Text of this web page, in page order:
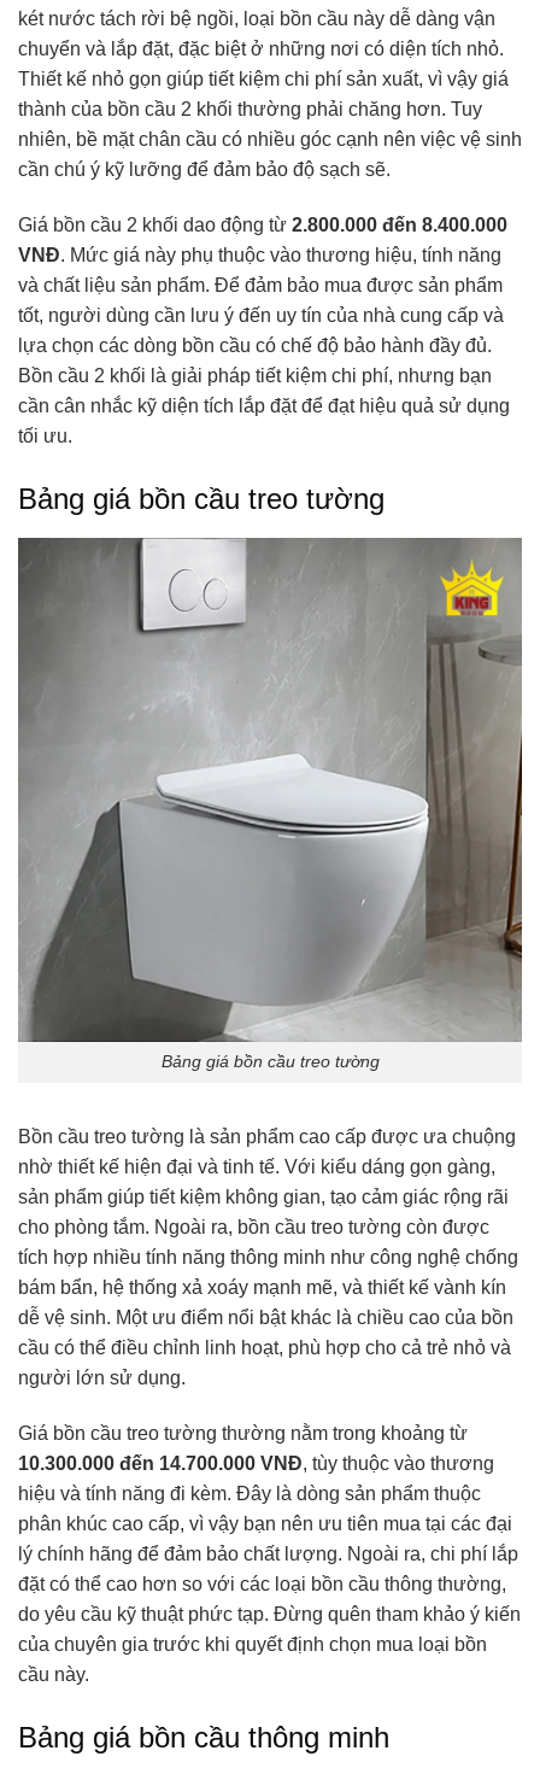
két nước tách rời bệ ngồi, loại bồn cầu này dễ dàng vận
chuyển và lắp đặt, đặc biệt ở những nơi có diện tích nhỏ.
Thiết kế nhỏ gọn giúp tiết kiệm chi phí sản xuất, vì vậy giá
thành của bồn cầu 2 khối thường phải chăng hơn. Tuy
nhiên, bề mặt chân cầu có nhiều góc cạnh nên việc vệ sinh
cần chú ý kỹ lưỡng để đảm bảo độ sạch sẽ.
Giá bồn cầu 2 khối dao động từ 2.800.000 đến 8.400.000
VNĐ. Mức giá này phụ thuộc vào thương hiệu, tính năng
và chất liệu sản phẩm. Để đảm bảo mua được sản phẩm
tốt, người dùng cần lưu ý đến uy tín của nhà cung cấp và
lựa chọn các dòng bồn cầu có chế độ bảo hành đầy đủ.
Bồn cầu 2 khối là giải pháp tiết kiệm chi phí, nhưng bạn
cần cân nhắc kỹ diện tích lắp đặt để đạt hiệu quả sử dụng
tối ưu.
Bảng giá bồn cầu treo tường
Bảng giá bồn cầu treo tường
Bồn cầu treo tường là sản phẩm cao cấp được ưa chuộng
nhờ thiết kế hiện đại và tinh tế. Với kiểu dáng gọn gàng,
sản phẩm giúp tiết kiệm không gian, tạo cảm giác rộng rãi
cho phòng tắm. Ngoài ra, bồn cầu treo tường còn được
tích hợp nhiều tính năng thông minh như công nghệ chống
bám bẩn, hệ thống xả xoáy mạnh mẽ, và thiết kế vành kín
dễ vệ sinh. Một ưu điểm nổi bật khác là chiều cao của bồn
cầu có thể điều chỉnh linh hoạt, phù hợp cho cả trẻ nhỏ và
người lớn sử dụng.
Giá bồn cầu treo tường thường nằm trong khoảng từ
10.300.000 đến 14.700.000 VNĐ, tùy thuộc vào thương
hiệu và tính năng đi kèm. Đây là dòng sản phẩm thuộc
phân khúc cao cấp, vì vậy bạn nên ưu tiên mua tại các đại
lý chính hãng để đảm bảo chất lượng. Ngoài ra, chi phí lắp
đặt có thể cao hơn so với các loại bồn cầu thông thường,
do yêu cầu kỹ thuật phức tạp. Đừng quên tham khảo ý kiến
của chuyên gia trước khi quyết định chọn mua loại bồn
cầu này.
Bảng giá bồn cầu thông minh